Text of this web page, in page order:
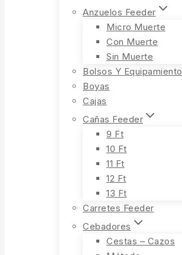
Anzuelos Feeder
Micro Muerte
Con Muerte
Sin Muerte
Bolsos Y Equipamiento
Boyas
Cajas
Cañas Feeder
9 Ft
10 Ft
11 Ft
12 Ft
13 Ft
Carretes Feeder
Cebadores
Cestas – Cazos